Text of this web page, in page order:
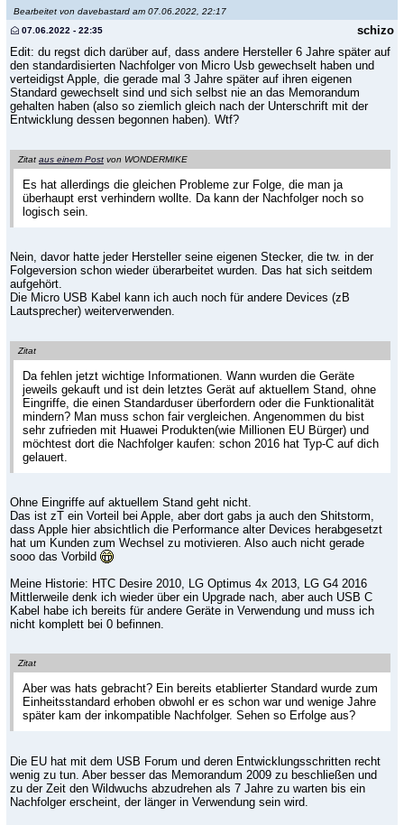
Bearbeitet von davebastard am 07.06.2022, 22:17
schizo
07.06.2022 - 22:35
Edit: du regst dich darüber auf, dass andere Hersteller 6 Jahre später auf
den standardisierten Nachfolger von Micro Usb gewechselt haben und
verteidigst Apple, die gerade mal 3 Jahre später auf ihren eigenen
Standard gewechselt sind und sich selbst nie an das Memorandum
gehalten haben (also so ziemlich gleich nach der Unterschrift mit der
Entwicklung dessen begonnen haben). Wtf?
Zitat aus einem Post von WONDERMIKE
Es hat allerdings die gleichen Probleme zur Folge, die man ja
überhaupt erst verhindern wollte. Da kann der Nachfolger noch so
logisch sein.
Nein, davor hatte jeder Hersteller seine eigenen Stecker, die tw. in der
Folgeversion schon wieder überarbeitet wurden. Das hat sich seitdem
aufgehört.
Die Micro USB Kabel kann ich auch noch für andere Devices (zB
Lautsprecher) weiterverwenden.
Zitat
Da fehlen jetzt wichtige Informationen. Wann wurden die Geräte
jeweils gekauft und ist dein letztes Gerät auf aktuellem Stand, ohne
Eingriffe, die einen Standarduser überfordern oder die Funktionalität
mindern? Man muss schon fair vergleichen. Angenommen du bist
sehr zufrieden mit Huawei Produkten(wie Millionen EU Bürger) und
möchtest dort die Nachfolger kaufen: schon 2016 hat Typ-C auf dich
gelauert.
Ohne Eingriffe auf aktuellem Stand geht nicht.
Das ist zT ein Vorteil bei Apple, aber dort gabs ja auch den Shitstorm,
dass Apple hier absichtlich die Performance alter Devices herabgesetzt
hat um Kunden zum Wechsel zu motivieren. Also auch nicht gerade
sooo das Vorbild
Meine Historie: HTC Desire 2010, LG Optimus 4x 2013, LG G4 2016
Mittlerweile denk ich wieder über ein Upgrade nach, aber auch USB C
Kabel habe ich bereits für andere Geräte in Verwendung und muss ich
nicht komplett bei 0 befinnen.
Zitat
Aber was hats gebracht? Ein bereits etablierter Standard wurde zum
Einheitsstandard erhoben obwohl er es schon war und wenige Jahre
später kam der inkompatible Nachfolger. Sehen so Erfolge aus?
Die EU hat mit dem USB Forum und deren Entwicklungsschritten recht
wenig zu tun. Aber besser das Memorandum 2009 zu beschließen und
zu der Zeit den Wildwuchs abzudrehen als 7 Jahre zu warten bis ein
Nachfolger erscheint, der länger in Verwendung sein wird.